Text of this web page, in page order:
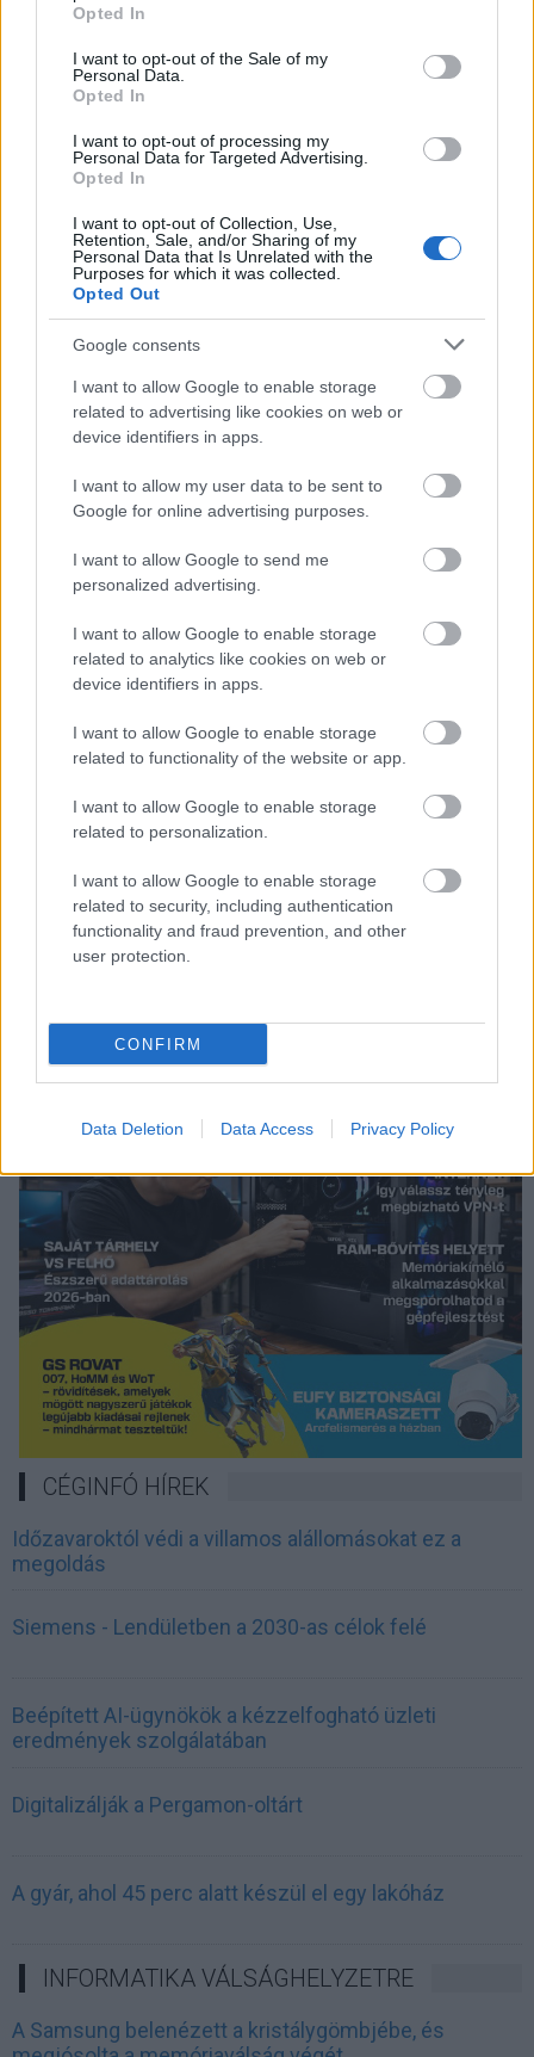
use your data for below specified purposes in below Google
consent section.
Opted In
I want to opt-out of the Sale of my
Personal Data.
Opted In
I want to opt-out of processing my
Personal Data for Targeted Advertising.
Opted In
I want to opt-out of Collection, Use,
Retention, Sale, and/or Sharing of my
Personal Data that Is Unrelated with the
Purposes for which it was collected.
Opted Out
Google consents
I want to allow Google to enable storage
related to advertising like cookies on web or
device identifiers in apps.
I want to allow my user data to be sent to
Google for online advertising purposes.
I want to allow Google to send me
personalized advertising.
I want to allow Google to enable storage
related to analytics like cookies on web or
device identifiers in apps.
I want to allow Google to enable storage
related to functionality of the website or app.
I want to allow Google to enable storage
related to personalization.
I want to allow Google to enable storage
related to security, including authentication
functionality and fraud prevention, and other
user protection.
CONFIRM
Data Deletion Data Access Privacy Policy
WikiLeaks alapítója
Tech
WikiLeaks working on new
whistle-blowing platform
Kiadhatják Assange-t
Svédországnak
Bizalmas dokumentumokat törölt
a Wikileaks volt szóvivője
| 2011.08.24 17:56
Újra pénzhez jut a Wikileaks - vagy
mégsem?
Üzlet | 2011.07.08 10:18
Tovább dagad a Wikileaks botrány
Tech| 2011.07.05 15:21
US subpoenas Twitter for
Wikileaks info
IDG News| 2011.01.10 13:47
LEGFRISSEBB PCW
CÉGINFÓ HÍREK
Időzavaroktól védi a villamos alállomásokat ez a
megoldás
Siemens - Lendületben a 2030-as célok felé
Beépített AI-ügynökök a kézzelfogható üzleti
eredmények szolgálatában
Digitalizálják a Pergamon-oltárt
A gyár, ahol 45 perc alatt készül el egy lakóház
INFORMATIKA VÁLSÁGHELYZETRE
A Samsung belenézett a kristálygömbjébe, és